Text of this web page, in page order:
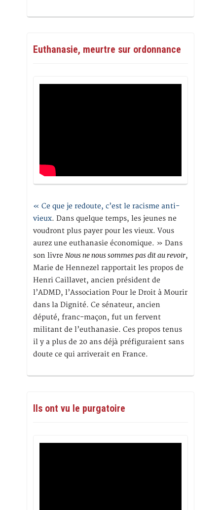
Euthanasie, meurtre sur ordonnance
« Ce que je redoute, c’est le racisme anti-
vieux. Dans quelque temps, les jeunes ne
voudront plus payer pour les vieux. Vous
aurez une euthanasie économique. » Dans
son livre Nous ne nous sommes pas dit au revoir,
Marie de Hennezel rapportait les propos de
Henri Caillavet, ancien président de
l’ADMD, l’Association Pour le Droit à Mourir
dans la Dignité. Ce sénateur, ancien
député, franc-maçon, fut un fervent
militant de l’euthanasie. Ces propos tenus
il y a plus de 20 ans déjà préfiguraient sans
doute ce qui arriverait en France.
Ils ont vu le purgatoire